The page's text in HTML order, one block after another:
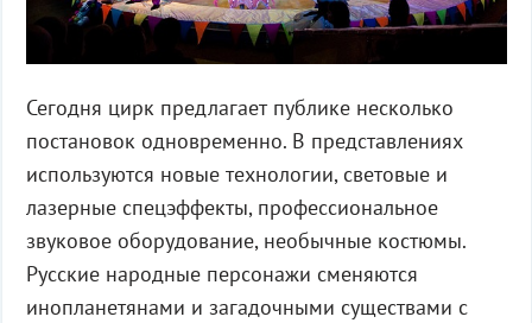
Сегодня цирк предлагает публике несколько
постановок одновременно. В представлениях
используются новые технологии, световые и
лазерные спецэффекты, профессиональное
звуковое оборудование, необычные костюмы.
Русские народные персонажи сменяются
инопланетянами и загадочными существами с